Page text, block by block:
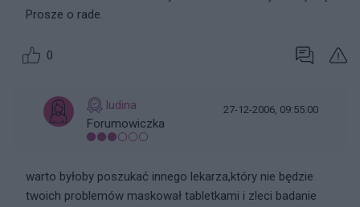
Prosze o rade.
0
ludina
Forumowiczka
27-12-2006, 09:55:00
warto byłoby poszukać innego lekarza,który nie będzie
twoich problemów maskował tabletkami i zleci badanie